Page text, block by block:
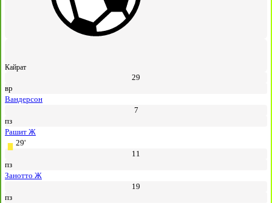
Кайрат
29
вр
Вандерсон
7
пз
Рашит Ж
29'
11
пз
Занотто Ж
19
пз